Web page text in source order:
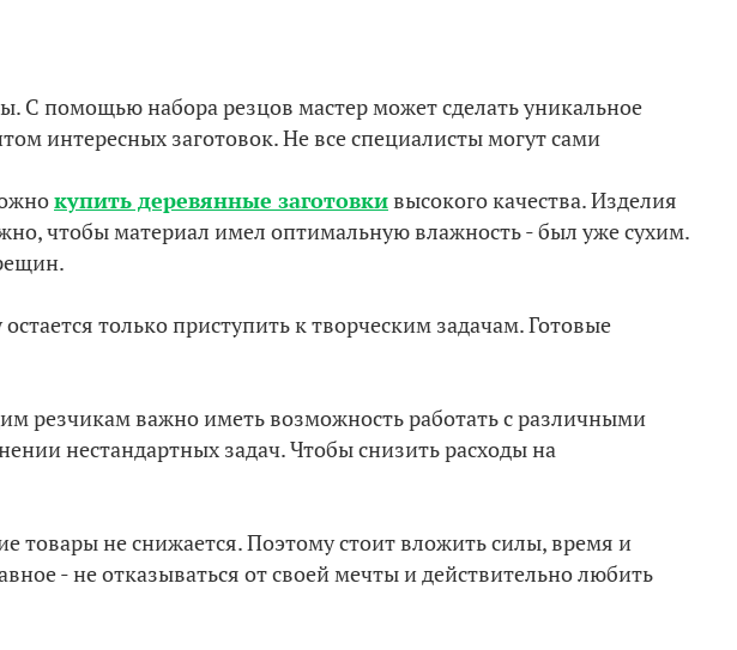
С помощью набора резцов мастер может сделать уникальное
интересных заготовок. Не все специалисты могут сами
купить деревянные заготовкивысокого качества. Изделия
чтобы материал имел оптимальную влажность - был уже сухим.
только приступить к творческим задачам. Готовые
резчикам важно иметь возможность работать с различными
нестандартных задач. Чтобы снизить расходы на
товары не снижается. Поэтому стоит вложить силы, время и
- не отказываться от своей мечты и действительно любить